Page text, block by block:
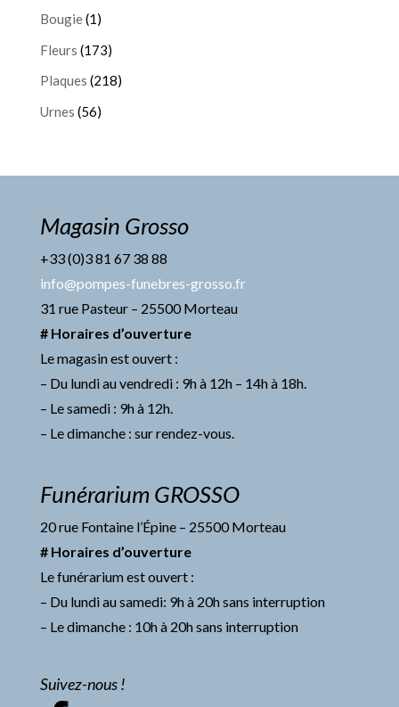
Bougie(1)
Fleurs (173)
Plaques (218)
Urnes (56)
Magasin Grosso
+33 (0)3 81 67 38 88
info@pompes-funebres-grosso.fr
31 rue Pasteur – 25500 Morteau
# Horaires d’ouverture
Le magasin est ouvert :
– Du lundi au vendredi : 9h à 12h – 14h à 18h.
– Le samedi : 9h à 12h.
– Le dimanche : sur rendez-vous.
Funérarium GROSSO
20 rue Fontaine l’Épine – 25500 Morteau
# Horaires d’ouverture
Le funérarium est ouvert :
– Du lundi au samedi: 9h à 20h sans interruption
– Le dimanche : 10h à 20h sans interruption
Suivez-nous !